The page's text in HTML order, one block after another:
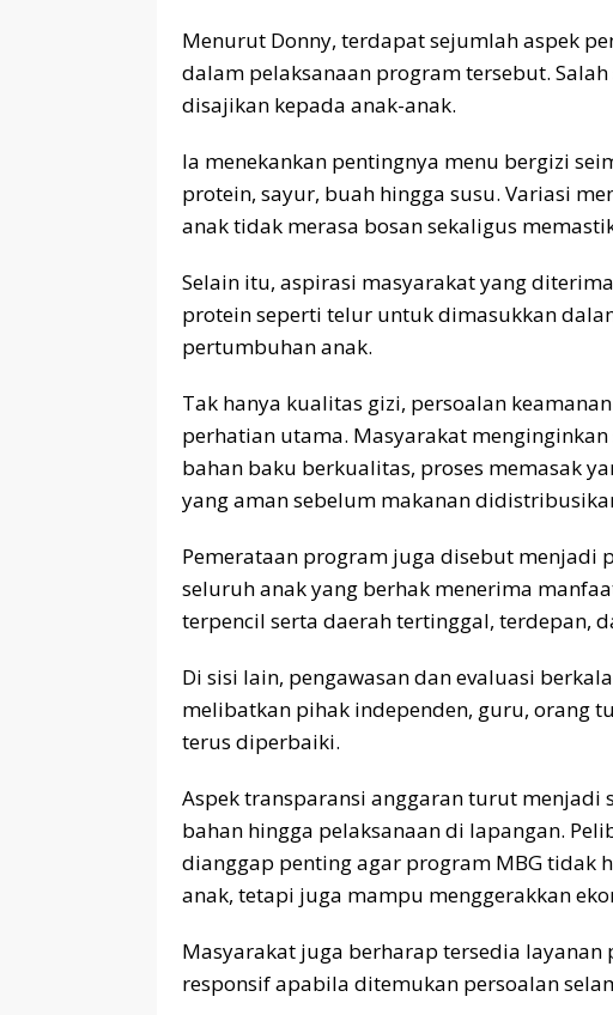
Menurut Donny, terdapat sejumlah aspek
dalam pelaksanaan program tersebut.
disajikan kepada anak-anak.
Ia menekankan pentingnya menu bergizi
protein, sayur, buah hingga susu. Variasi
anak tidak merasa bosan sekaligus
Selain itu, aspirasi masyarakat yang
protein seperti telur untuk dimasukkan
pertumbuhan anak.
Tak hanya kualitas gizi, persoalan
perhatian utama. Masyarakat
bahan baku berkualitas, proses memasak
yang aman sebelum makanan
Pemerataan program juga disebut menjadi
seluruh anak yang berhak menerima
terpencil serta daerah tertinggal, terdepan,
Di sisi lain, pengawasan dan evaluasi
melibatkan pihak independen, guru, orang
terus diperbaiki.
Aspek transparansi anggaran turut menjadi
bahan hingga pelaksanaan di lapangan.
dianggap penting agar program MBG tidak
anak, tetapi juga mampu menggerakkan
Masyarakat juga berharap tersedia
responsif apabila ditemukan persoalan